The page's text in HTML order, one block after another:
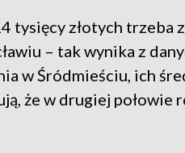
tysięcy złotych trzeba
– tak wynika z
w Śródmieściu, ich
że w drugiej połowie